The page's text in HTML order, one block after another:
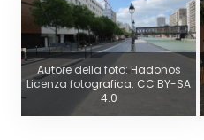
Autore della foto: Hadonos
Licenza fotografica: CC BY-SA
4.0